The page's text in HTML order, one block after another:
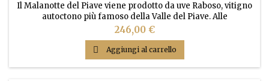
Il Malanotte del Piave viene prodotto da uve Raboso, vitigno
autoctono più famoso della Valle del Piave. Alle
caratteristiche dei grandi vini da lungo invecchiamento,
colore, tannino e acidità, il Malanotte del Piave unisce degli
intensi aromi di mora e ciliegia. La vicinanza del vigneto al
mare Adriatico e alle montagne Dolomiti, l’alta intensità...
Prezzo
246,00 €
 Aggiungi al carrello